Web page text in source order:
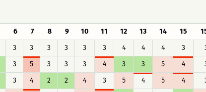
6 7 8 9 10 11 12 13 14 15
3 3 3 3 3 3 4 4 4 3
3 5 3 3 3 4 3 3 5 4
3 4 2 2 4 3 5 4 5 4